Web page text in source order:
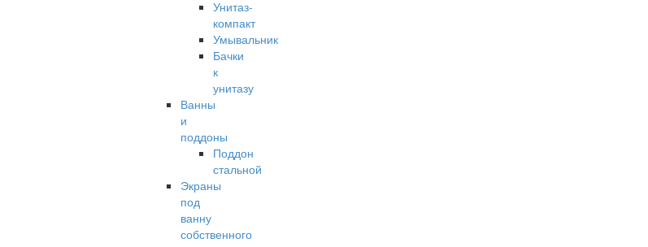
Унитаз-
компакт
Умывальник
Бачки
к
унитазу
Ванны
и
поддоны
Поддон
стальной
Экраны
под
ванну
собственного